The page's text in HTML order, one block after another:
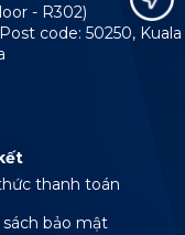
- R302)
code: 50250, Kuala
thanh toán
sách bảo mật